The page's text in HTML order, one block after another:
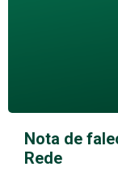
Nota de
Rede